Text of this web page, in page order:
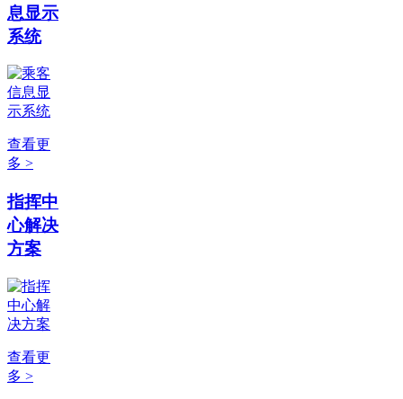
息显示
系统
查看更
多 >
指挥中
心解决
方案
查看更
多 >